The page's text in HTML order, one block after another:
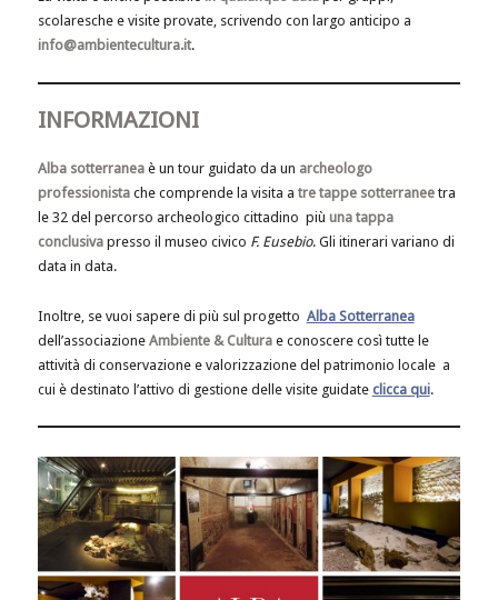
scolaresche e visite provate, scrivendo con largo anticipo a
info@ambientecultura.it.
INFORMAZIONI
Alba sotterraneaè un tour guidato da un archeologo
professionistache comprende la visita a tre tappe sotterraneetra
le 32 del percorso archeologico cittadino più una tappa
conclusivapresso il museo civico F. Eusebio. Gli itinerari variano di
data in data.
Inoltre, se vuoi sapere di più sul progetto Alba Sotterranea
dell’associazione Ambiente & Culturae conoscere così tutte le
attività di conservazione e valorizzazione del patrimonio locale a
cui è destinato l’attivo di gestione delle visite guidate clicca qui.